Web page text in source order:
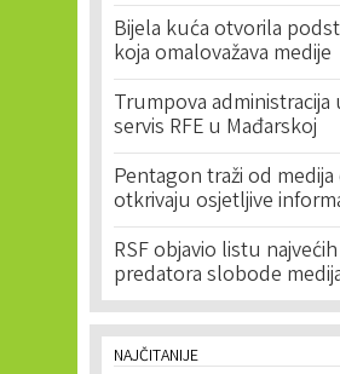
Bijela kuća otvorila
koja omalovažava medije
Trumpova administracija
servis RFE u Mađarskoj
Pentagon traži od medija
otkrivaju osjetljive
RSF objavio listu najvećih
predatora slobode
NAJČITANIJE